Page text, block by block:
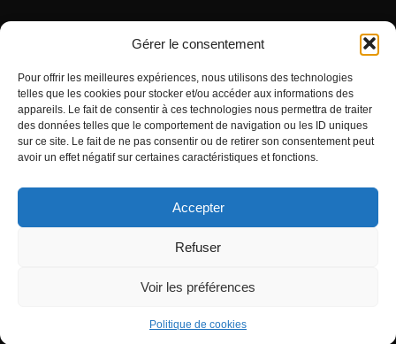
Gérer le consentement
Pour offrir les meilleures expériences, nous utilisons des technologies
telles que les cookies pour stocker et/ou accéder aux informations des
appareils. Le fait de consentir à ces technologies nous permettra de traiter
des données telles que le comportement de navigation ou les ID uniques
sur ce site. Le fait de ne pas consentir ou de retirer son consentement peut
avoir un effet négatif sur certaines caractéristiques et fonctions.
Accepter
Refuser
Voir les préférences
Politique de cookies
Signification de l’Heure Miroir 07h07
Heure miroir : 11h11 signification
Signification de l’Heure Miroir 11h55
Tous droits réservés - Copyright 2022 Tiana à ton service
Politique de confidentialité